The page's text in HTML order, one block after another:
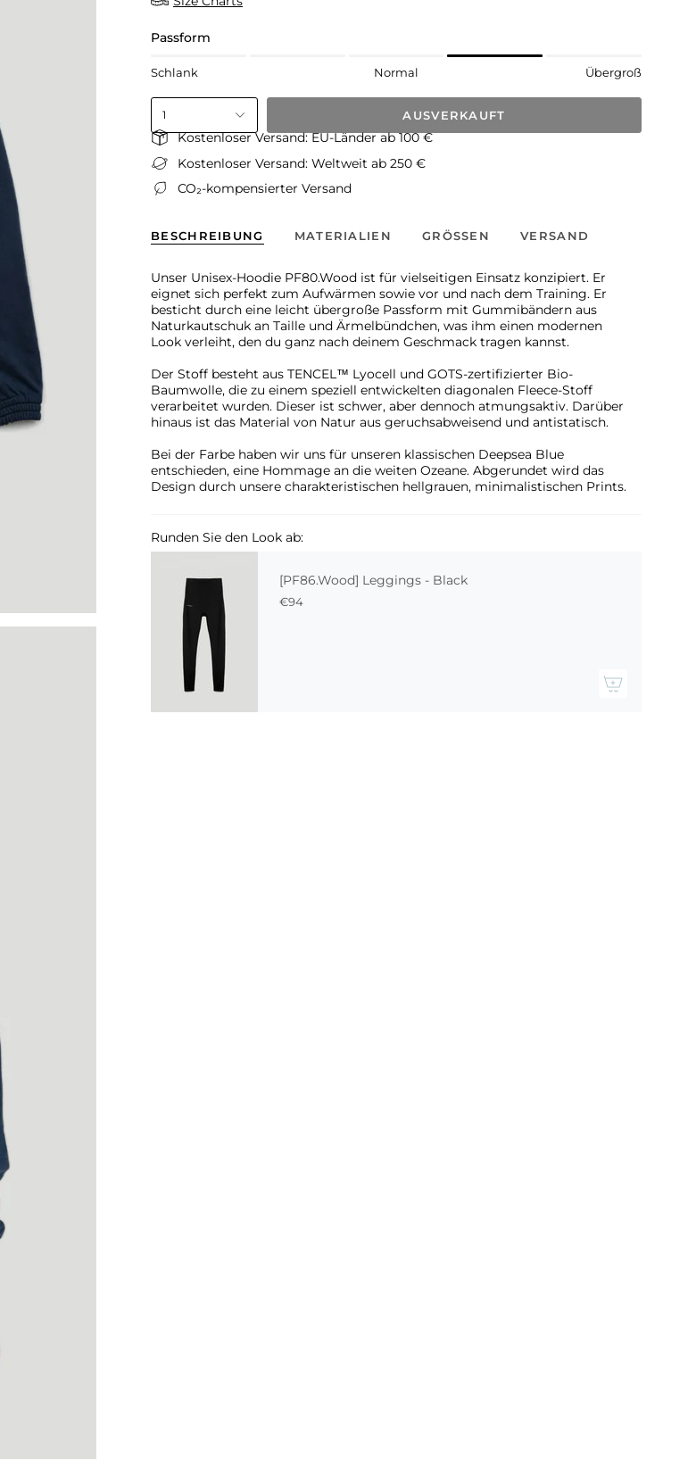
Passform
Schlank Normal Übergroß
1 AUSVERKAUFT
Kostenloser Versand: EU-Länder ab 100 €
Kostenloser Versand: Weltweit ab 250 €
CO₂-kompensierter Versand
BESCHREIBUNG MATERIALIEN GRÖSSEN VERSAND
Unser Unisex-Hoodie PF80.Wood ist für vielseitigen Einsatz konzipiert. Er
eignet sich perfekt zum Aufwärmen sowie vor und nach dem Training. Er
besticht durch eine leicht übergroße Passform mit Gummibändern aus
Naturkautschuk an Taille und Ärmelbündchen, was ihm einen modernen
Look verleiht, den du ganz nach deinem Geschmack tragen kannst.
Der Stoff besteht aus TENCEL™ Lyocell und GOTS-zertifizierter Bio-
Baumwolle, die zu einem speziell entwickelten diagonalen Fleece-Stoff
verarbeitet wurden. Dieser ist schwer, aber dennoch atmungsaktiv. Darüber
hinaus ist das Material von Natur aus geruchsabweisend und antistatisch.
Bei der Farbe haben wir uns für unseren klassischen Deepsea Blue
entschieden, eine Hommage an die weiten Ozeane. Abgerundet wird das
Design durch unsere charakteristischen hellgrauen, minimalistischen Prints.
Runden Sie den Look ab:
[PF86.Wood] Leggings - Black
€94